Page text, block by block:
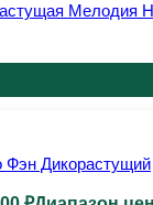
Мелодия
Дикорастущий